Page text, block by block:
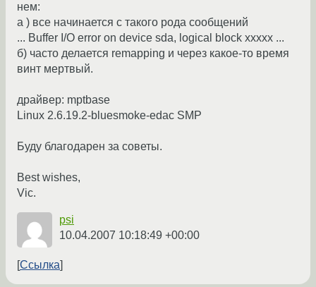
нем:
a ) все начинается с такого рода сообщений
... Buffer I/O error on device sda, logical block xxxxx ...
б) часто делается remapping и через какое-то время
винт мертвый.
драйвер: mptbase
Linux 2.6.19.2-bluesmoke-edac SMP
Буду благодарен за советы.
Best wishes,
Vic.
psi
10.04.2007 10:18:49 +00:00
Ссылка